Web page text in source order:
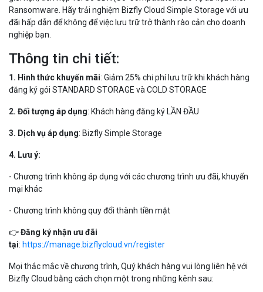
Ransomware. Hãy trải nghiệm Bizfly Cloud Simple Storage với ưu
đãi hấp dẫn để không để việc lưu trữ trở thành rào cản cho doanh
nghiệp bạn.
Thông tin chi tiết:
1. Hình thức khuyến mãi: Giảm 25% chi phí lưu trữ khi khách hàng
đăng ký gói STANDARD STORAGE và COLD STORAGE
2. Đối tượng áp dụng: Khách hàng đăng ký LẦN ĐẦU
3. Dịch vụ áp dụng: Bizfly Simple Storage
4. Lưu ý:
- Chương trình không áp dụng với các chương trình ưu đãi, khuyến
mại khác
- Chương trình không quy đổi thành tiền mặt
👉Đăng ký nhận ưu đãi
tại: https://manage.bizflycloud.vn/register
Mọi thắc mắc về chương trình, Quý khách hàng vui lòng liên hệ với
Bizfly Cloud bằng cách chọn một trong những kênh sau: